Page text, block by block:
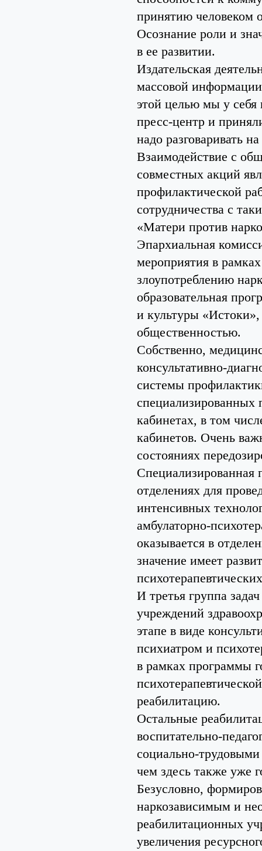
принятию человеком
Осознание роли и
в ее развитии.
Издательская
массовой
этой целью мы у себя
пресс-центр и
надо разговаривать
Взаимодействие с
совместных акций
профилактической
сотрудничества с
«Матери против
Эпархиальная
мероприятия в
злоупотреблению
образовательная
и культуры «Истоки»,
общественностью.
Собственно,
консультативно-
системы
специализированных
кабинетах, в том
кабинетов. Очень
состояниях
Специализированная
отделениях для
интенсивных
амбулаторно-
оказывается в
значение имеет
И третья группа
учреждений
этапе в виде
психиатром и
в рамках программы
реабилитацию.
Остальные
воспитательно-
социально-
чем здесь также уже
Безусловно,
наркозависимым и
реабилитационных
увеличения